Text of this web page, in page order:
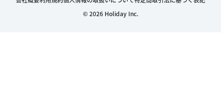
© 2026 Holiday Inc.